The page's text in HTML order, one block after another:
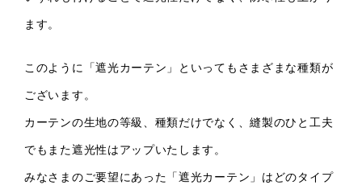
ます。
このように「遮光カーテン」といってもさまざまな種類が
ございます。
カーテンの生地の等級、種類だけでなく、縫製のひと工夫
でもまた遮光性はアップいたします。
みなさまのご要望にあった「遮光カーテン」はどのタイプ